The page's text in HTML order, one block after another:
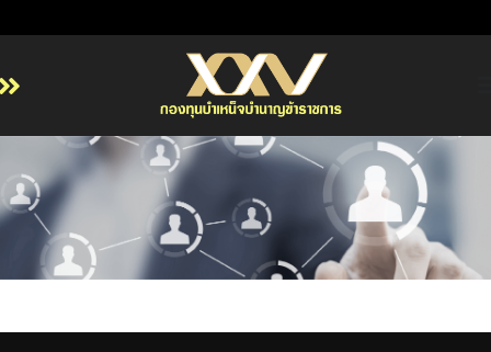
หน้าหลัก
เกี่ยวกับ กบข.
บริการสมาชิก
ลงทุน